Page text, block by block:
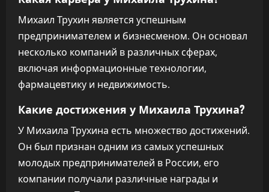
Михаил Трухин является успешным
предпринимателем и бизнесменом. Он основал
несколько компаний в различных сферах,
включая информационные технологии,
фармацевтику и недвижимость.
Какие достижения у Михаила Трухина?
У Михаила Трухина есть множество достижений.
Он был признан одним из самых успешных
молодых предпринимателей в России, его
компании получали различные награды и